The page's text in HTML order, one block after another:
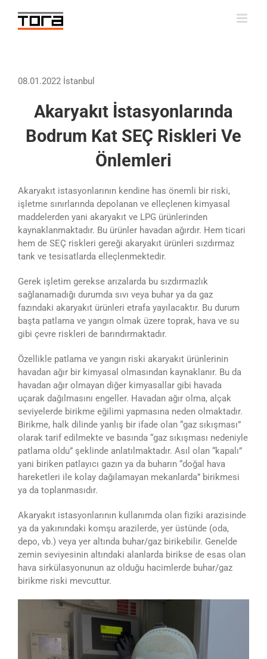
content
08.01.2022 İstanbul
Akaryakıt İstasyonlarında
Bodrum Kat SEÇ Riskleri Ve
Önlemleri
Akaryakıt istasyonlarının kendine has önemli bir riski,
işletme sınırlarında depolanan ve elleçlenen kimyasal
maddelerden yani akaryakıt ve LPG ürünlerinden
kaynaklanmaktadır. Bu ürünler havadan ağırdır. Hem ticari
hem de SEÇ riskleri gereği akaryakıt ürünleri sızdırmaz
tank ve tesisatlarda elleçlenmektedir.
Gerek işletim gerekse arızalarda bu sızdırmazlık
sağlanamadığı durumda sıvı veya buhar ya da gaz
fazındaki akaryakıt ürünleri etrafa yayılacaktır. Bu durum
başta patlama ve yangın olmak üzere toprak, hava ve su
gibi çevre riskleri de barındırmaktadır.
Özellikle patlama ve yangın riski akaryakıt ürünlerinin
havadan ağır bir kimyasal olmasından kaynaklanır. Bu da
havadan ağır olmayan diğer kimyasallar gibi havada
uçarak dağılmasını engeller. Havadan ağır olma, alçak
seviyelerde birikme eğilimi yapmasına neden olmaktadır.
Birikme, halk dilinde yanlış bir ifade olan “gaz sıkışması”
olarak tarif edilmekte ve basında “gaz sıkışması nedeniyle
patlama oldu” şeklinde anlatılmaktadır. Asıl olan “kapalı”
yani biriken patlayıcı gazın ya da buharın “doğal hava
hareketleri ile kolay dağılamayan mekanlarda” birikmesi
ya da toplanmasıdır.
Akaryakıt istasyonlarının kullanımda olan fiziki arazisinde
ya da yakınındaki komşu arazilerde, yer üstünde (oda,
depo, vb.) veya yer altında buhar/gaz birikebilir. Genelde
zemin seviyesinin altındaki alanlarda birikse de esas olan
hava sirkülasyonunun az olduğu hacimlerde buhar/gaz
birikme riski mevcuttur.